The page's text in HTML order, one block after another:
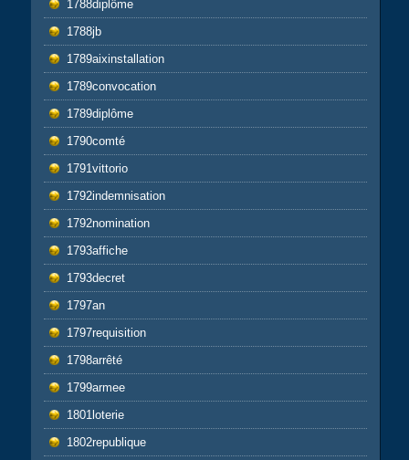
1788diplôme
1788jb
1789aixinstallation
1789convocation
1789diplôme
1790comté
1791vittorio
1792indemnisation
1792nomination
1793affiche
1793decret
1797an
1797requisition
1798arrêté
1799armee
1801loterie
1802republique